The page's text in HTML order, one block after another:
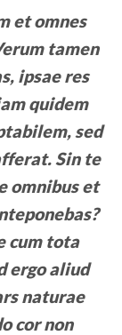
et omnes
tamen
ipsae res
quidem
sed
Sin te
omnibus et
cum tota
ergo aliud
naturae
cor non